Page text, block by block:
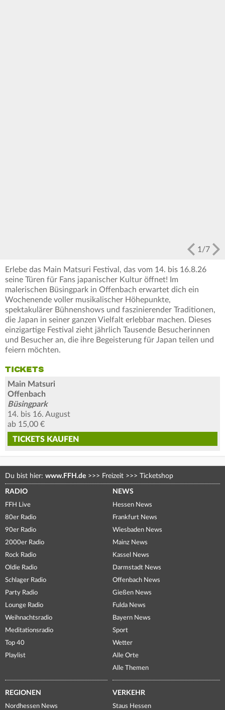
1 /7
Erlebe das Main Matsuri Festival, das vom 14. bis 16.8.26
seine Türen für Fans japanischer Kultur öffnet! Im
malerischen Büsingpark in Offenbach erwartet dich ein
Wochenende voller musikalischer Höhepunkte,
spektakulärer Bühnenshows und faszinierender Traditionen,
die Japan in seiner ganzen Vielfalt erlebbar machen. Dieses
einzigartige Festival zieht jährlich Tausende Besucherinnen
und Besucher an, die ihre Begeisterung für Japan teilen und
feiern möchten.
TICKETS
Main Matsuri
Offenbach
Büsingpark
14. bis 16. August
ab 15,00 €
TICKETS KAUFEN
Du bist hier: www.FFH.de >>> Freizeit >>> Ticketshop
RADIO
FFH Live
80er Radio
90er Radio
2000er Radio
Rock Radio
Oldie Radio
Schlager Radio
Party Radio
Lounge Radio
Weihnachtsradio
Meditationsradio
Top 40
Playlist
NEWS
Hessen News
Frankfurt News
Wiesbaden News
Mainz News
Kassel News
Darmstadt News
Offenbach News
Gießen News
Fulda News
Bayern News
Sport
Wetter
Alle Orte
Alle Themen
REGIONEN
Nordhessen News
VERKEHR
Staus Hessen